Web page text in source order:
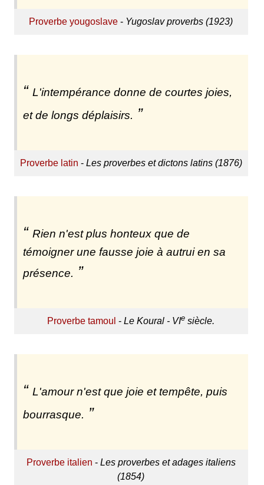
Proverbe yougoslave - Yugoslav proverbs (1923)
L'intempérance donne de courtes joies,
et de longs déplaisirs.
Proverbe latin - Les proverbes et dictons latins (1876)
Rien n'est plus honteux que de
témoigner une fausse joie à autrui en sa
présence.
Proverbe tamoul -Le Koural - VIe siècle.
L'amour n'est que joie et tempête, puis
bourrasque.
Proverbe italien - Les proverbes et adages italiens
(1854)